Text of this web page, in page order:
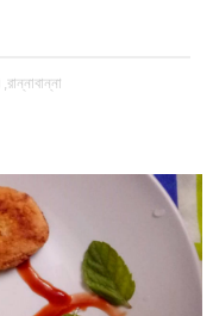
,রান্নাবান্না